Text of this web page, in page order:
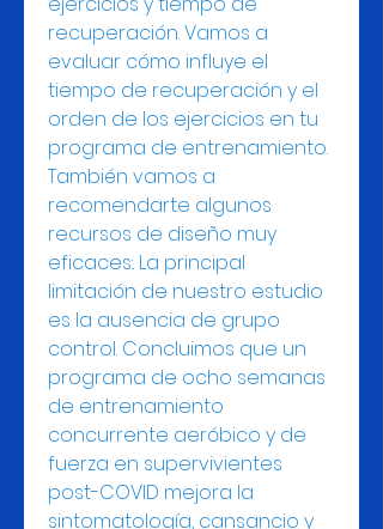
recuperación. Vamos a
evaluar cómo influye el
tiempo de recuperación y el
orden de los ejercicios en tu
programa de entrenamiento.
También vamos a
recomendarte algunos
recursos de diseño muy
eficaces:. La principal
limitación de nuestro estudio
es la ausencia de grupo
control. Concluimos que un
programa de ocho semanas
de entrenamiento
concurrente aeróbico y de
fuerza en supervivientes
post-COVID mejora la
sintomatología, cansancio y